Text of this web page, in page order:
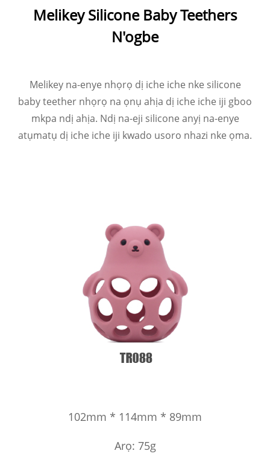
Melikey Silicone Baby Teethers
N'ogbe
Melikey na-enye nhọrọ dị iche iche nke silicone
baby teether nhọrọ na ọnụ ahịa dị iche iche iji gboo
mkpa ndị ahịa. Ndị na-eji silicone anyị na-enye
atụmatụ dị iche iche iji kwado usoro nhazi nke ọma.
102mm * 114mm * 89mm
Arọ: 75g